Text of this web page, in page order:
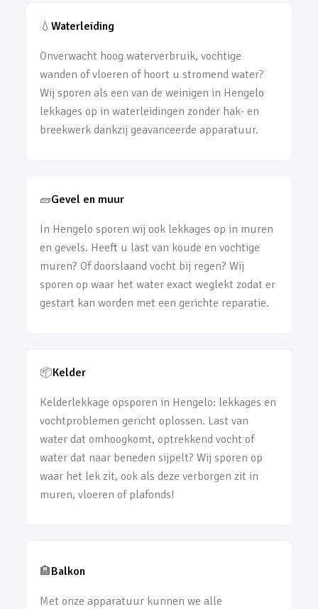
💧 Waterleiding
Onverwacht hoog waterverbruik, vochtige
wanden of vloeren of hoort u stromend water?
Wij sporen als een van de weinigen in Hengelo
lekkages op in waterleidingen zonder hak- en
breekwerk dankzij geavanceerde apparatuur.
🧱Gevel en muur
In Hengelo sporen wij ook lekkages op in muren
en gevels. Heeft u last van koude en vochtige
muren? Of doorslaand vocht bij regen? Wij
sporen op waar het water exact weglekt zodat er
gestart kan worden met een gerichte reparatie.
📦Kelder
Kelderlekkage opsporen in Hengelo: lekkages en
vochtproblemen gericht oplossen. Last van
water dat omhoogkomt, optrekkend vocht of
water dat naar beneden sijpelt? Wij sporen op
waar het lek zit, ook als deze verborgen zit in
muren, vloeren of plafonds!
🏨Balkon
Met onze apparatuur kunnen we alle